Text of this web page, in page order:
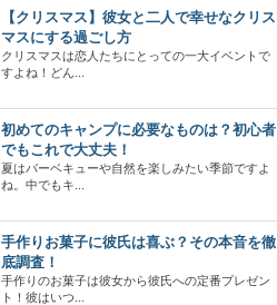
【クリスマス】彼女と二人で幸せなクリス
マスにする過ごし方
クリスマスは恋人たちにとっての一大イベントで
すよね！どん...
初めてのキャンプに必要なものは？初心者
でもこれで大丈夫！
夏はバーベキューや自然を楽しみたい季節ですよ
ね。中でもキ...
手作りお菓子に彼氏は喜ぶ？その本音を徹
底調査！
手作りのお菓子は彼女から彼氏への定番プレゼン
ト！彼はいつ...